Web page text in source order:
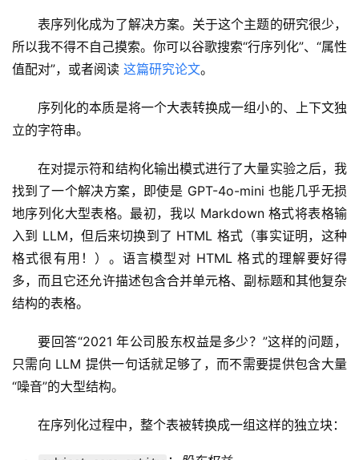
表序列化成为了解决方案。关于这个主题的研究很少，
所以我不得不自己摸索。你可以谷歌搜索“行序列化”、“属性
值配对”，或者阅读 这篇研究论文。
序列化的本质是将一个大表转换成一组小的、上下文独
立的字符串。
在对提示符和结构化输出模式进行了大量实验之后，我
找到了一个解决方案，即使是 GPT-4o-mini 也能几乎无损
地序列化大型表格。最初，我以 Markdown 格式将表格输
入到 LLM，但后来切换到了 HTML 格式（事实证明，这种
格式很有用！）。语言模型对 HTML 格式的理解要好得
多，而且它还允许描述包含合并单元格、副标题和其他复杂
结构的表格。
要回答“2021 年公司股东权益是多少？”这样的问题，
只需向 LLM 提供一句话就足够了，而不需要提供包含大量
“噪音”的大型结构。
在序列化过程中，整个表被转换成一组这样的独立块：